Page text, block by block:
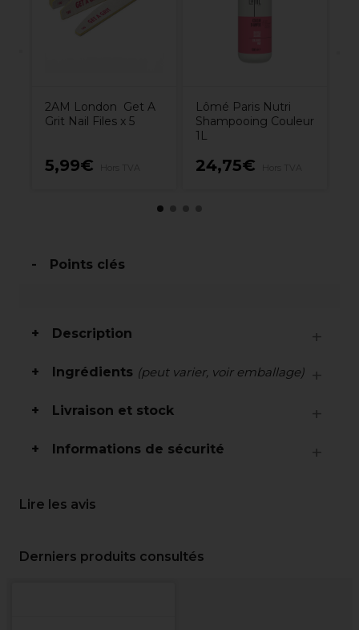
2AM London Get A
Grit Nail Files x 5
5,99€
Lômé Paris Nutri
Shampooing Couleur
1L
24,75€
Points clés
Description
Ingrédients (peut varier, voir emballage)
Livraison et stock
Informations de sécurité
Lire les avis
Derniers produits consultés